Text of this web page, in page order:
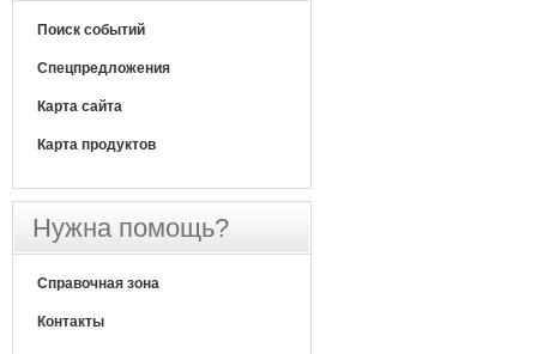
Поиск событий
Спецпредложения
Карта сайта
Карта продуктов
Нужна помощь?
Справочная зона
Контакты